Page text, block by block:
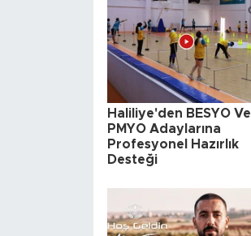
Haliliye'den BESYO Ve
PMYO Adaylarına
Profesyonel Hazırlık
Desteği